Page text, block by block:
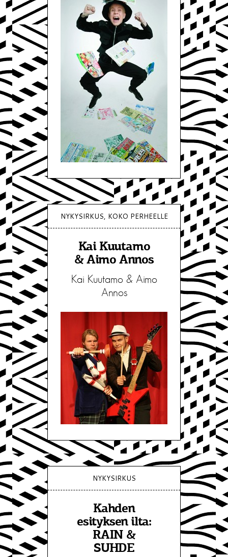
NYKYSIRKUS
Kahden
esityksen ilta:
RAIN &
SUHDE
NYKYSIRKUS, KOKO PERHEELLE
Kai Kuutamo
& Aimo Annos
Kai Kuutamo & Aimo
Annos